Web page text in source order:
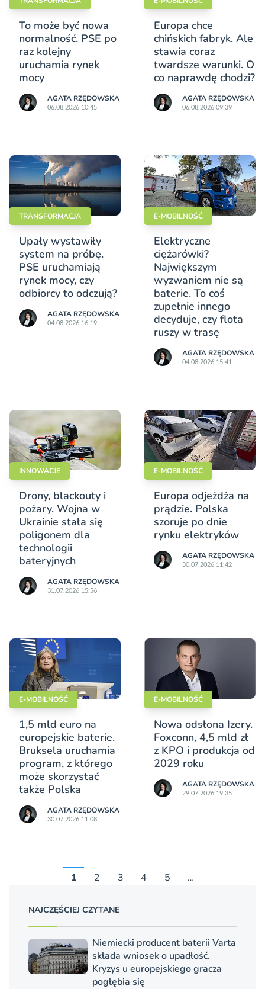
To może być nowa
normalność. PSE po
raz kolejny
uruchamia rynek
mocy
AGATA RZĘDOWSKA
06.08.2026 10:45
Europa chce
chińskich fabryk. Ale
stawia coraz
twardsze warunki. O
co naprawdę chodzi?
AGATA RZĘDOWSKA
06.08.2026 09:39
TRANSFORMACJA
Upały wystawiły
system na próbę.
PSE uruchamiają
rynek mocy, czy
odbiorcy to odczują?
AGATA RZĘDOWSKA
04.08.2026 16:19
E-MOBILNOŚĆ
Elektryczne
ciężarówki?
Największym
wyzwaniem nie są
baterie. To coś
zupełnie innego
decyduje, czy flota
ruszy w trasę
AGATA RZĘDOWSKA
04.08.2026 15:41
INNOWACJE
Drony, blackouty i
pożary. Wojna w
Ukrainie stała się
poligonem dla
technologii
bateryjnych
AGATA RZĘDOWSKA
31.07.2026 15:56
E-MOBILNOŚĆ
Europa odjeżdża na
prądzie. Polska
szoruje po dnie
rynku elektryków
AGATA RZĘDOWSKA
30.07.2026 11:42
E-MOBILNOŚĆ
1,5 mld euro na
europejskie baterie.
Bruksela uruchamia
program, z którego
może skorzystać
także Polska
AGATA RZĘDOWSKA
30.07.2026 11:08
E-MOBILNOŚĆ
Nowa odsłona Izery.
Foxconn, 4,5 mld zł
z KPO i produkcja od
2029 roku
AGATA RZĘDOWSKA
29.07.2026 19:35
1 2 3 4 5 …
NAJCZĘŚCIEJ CZYTANE
Niemiecki producent baterii Varta
składa wniosek o upadłość.
Kryzys u europejskiego gracza
pogłębia się